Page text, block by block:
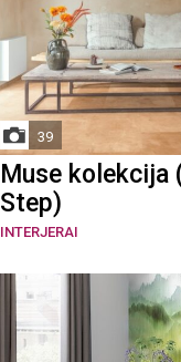
39
Muse kolekcija
Step)
INTERJERAI